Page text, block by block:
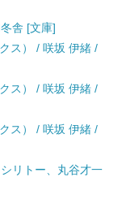
舎 [文庫]
ス） / 咲坂 伊緒 /
ス） / 咲坂 伊緒 /
ス） / 咲坂 伊緒 /
リトー、丸谷才一